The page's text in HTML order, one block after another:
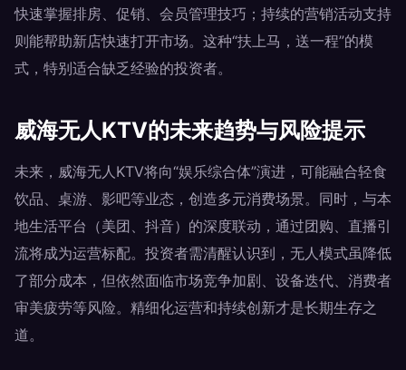
快速掌握排房、促销、会员管理技巧；持续的营销活动支持
则能帮助新店快速打开市场。这种“扶上马，送一程”的模
式，特别适合缺乏经验的投资者。
威海无人KTV的未来趋势与风险提示
未来，威海无人KTV将向“娱乐综合体”演进，可能融合轻食
饮品、桌游、影吧等业态，创造多元消费场景。同时，与本
地生活平台（美团、抖音）的深度联动，通过团购、直播引
流将成为运营标配。投资者需清醒认识到，无人模式虽降低
了部分成本，但依然面临市场竞争加剧、设备迭代、消费者
审美疲劳等风险。精细化运营和持续创新才是长期生存之
道。